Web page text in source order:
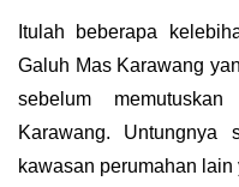
Itulah beberapa
Galuh Mas Karawang
sebelum
Karawang.
kawasan perumahan